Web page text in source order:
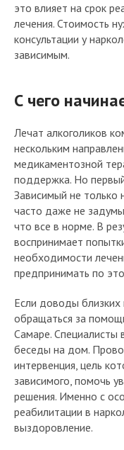
это влияет на срок
лечения. Стоимость
консультации у
зависимым.
С чего
Лечат алкоголиков
нескольким
медикаментозной
поддержка. Но
Зависимый не только
часто даже не
что все в норме. В
воспринимает
необходимости
предпринимать по
Если доводы близких
обращаться за
Самаре.
беседы на дом.
интервенция, цель
зависимого, помочь
решения. Именно с
реабилитации в
выздоровление.